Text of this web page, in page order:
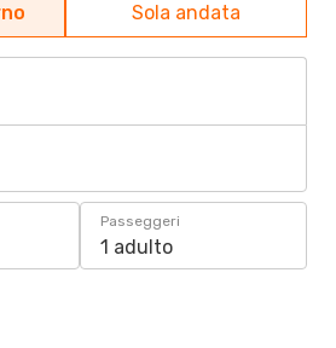
Sola andata
Passeggeri
1 adulto